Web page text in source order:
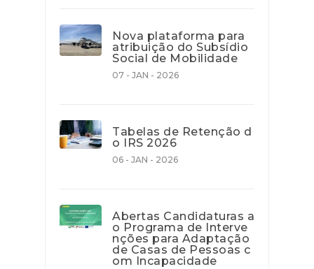
Nova plataforma para
atribuição do Subsídio
Social de Mobilidade
07 - JAN - 2026
Tabelas de Retenção d
o IRS 2026
06 - JAN - 2026
Abertas Candidaturas a
o Programa de Interve
nções para Adaptação
de Casas de Pessoas c
om Incapacidade